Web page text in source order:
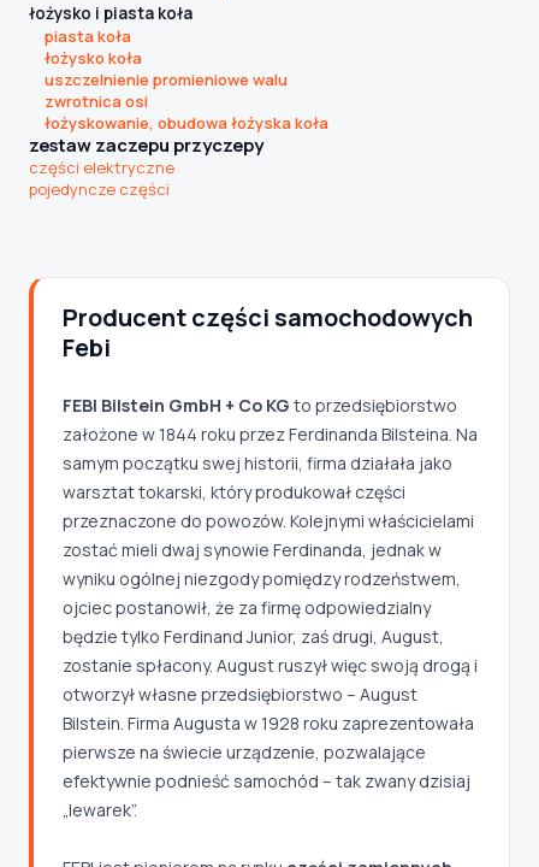
łożysko i piasta koła
piasta koła
łożysko koła
uszczelnienie promieniowe walu
zwrotnica osi
łożyskowanie, obudowa łożyska koła
zestaw zaczepu przyczepy
części elektryczne
pojedyncze części
Producent części samochodowych
Febi
FEBI Bilstein GmbH + Co KG to przedsiębiorstwo
założone w 1844 roku przez Ferdinanda Bilsteina. Na
samym początku swej historii, firma działała jako
warsztat tokarski, który produkował części
przeznaczone do powozów. Kolejnymi właścicielami
zostać mieli dwaj synowie Ferdinanda, jednak w
wyniku ogólnej niezgody pomiędzy rodzeństwem,
ojciec postanowił, że za firmę odpowiedzialny
będzie tylko Ferdinand Junior, zaś drugi, August,
zostanie spłacony. August ruszył więc swoją drogą i
otworzył własne przedsiębiorstwo – August
Bilstein. Firma Augusta w 1928 roku zaprezentowała
pierwsze na świecie urządzenie, pozwalające
efektywnie podnieść samochód – tak zwany dzisiaj
„lewarek”.